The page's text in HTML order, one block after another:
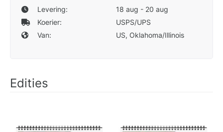
Levering:
18 aug - 20 aug
Koerier:
USPS/UPS
Van:
US, Oklahoma/Illinois
Edities